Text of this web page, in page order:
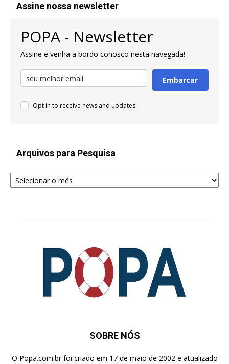
Assine nossa newsletter
POPA - Newsletter
Assine e venha a bordo conosco nesta navegada!
Embarcar
Opt in to receive news and updates.
Arquivos para Pesquisa
Arquivos
para
SOBRE NÓS
O Popa.com.br foi criado em 17 de maio de 2002 e atualizado